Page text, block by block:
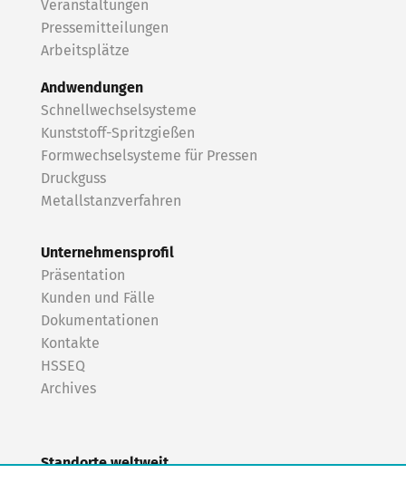
Veranstaltungen
Pressemitteilungen
Arbeitsplätze
Andwendungen
Schnellwechselsysteme
Kunststoff-Spritzgießen
Formwechselsysteme für Pressen
Druckguss
Metallstanzverfahren
Unternehmensprofil
Präsentation
Kunden und Fälle
Dokumentationen
Kontakte
HSSEQ
Archives
Standorte weltweit